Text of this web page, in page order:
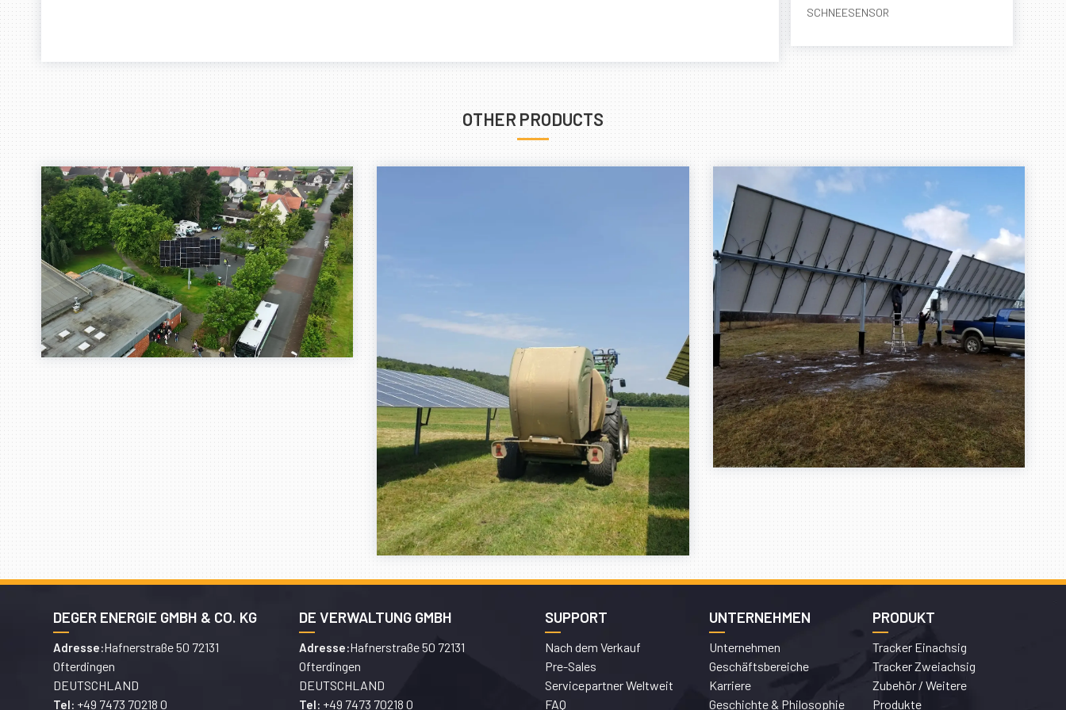
SCHNEESENSOR
OTHER PRODUCTS
DEGER ENERGIE GMBH & CO. KG
Adresse:Hafnerstraße 50 72131
Ofterdingen
DEUTSCHLAND
Tel: +49 7473 70218 0
DE VERWALTUNG GMBH
Adresse:Hafnerstraße 50 72131
Ofterdingen
DEUTSCHLAND
Tel: +49 7473 70218 0
SUPPORT
Nach dem Verkauf
Pre-Sales
Servicepartner Weltweit
FAQ
UNTERNEHMEN
Unternehmen
Geschäftsbereiche
Karriere
Geschichte & Philosophie
PRODUKT
Tracker Einachsig
Tracker Zweiachsig
Zubehör / Weitere
Produkte